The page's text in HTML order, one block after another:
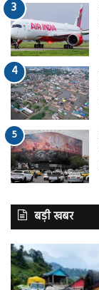
बड़ी खबर